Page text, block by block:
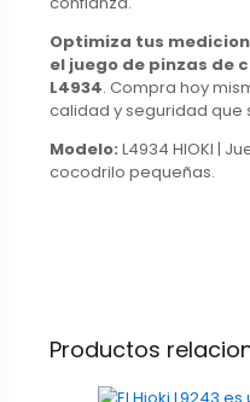
Optimiza tus
el juego de pinzas de
L4934. Compra hoy
calidad y seguridad que
Modelo: L4934 HIOKI |
cocodrilo pequeñas.
Productos